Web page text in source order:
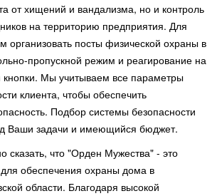
от хищений и вандализма, но и контроль
на территорию предприятия. Для
посты физической охраны в
пропускной режим и реагирование на
кнопки. Мы учитываем все параметры
клиента, чтобы обеспечить
Подбор системы безопасности
Ваши задачи и имеющийся бюджет.
сказать, что "Орден Мужества" - это
обеспечения охраны дома в
области. Благодаря высокой